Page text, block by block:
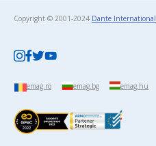
Copyright © 2001-2024 Dante International
emag.ro emag.bg emag.hu